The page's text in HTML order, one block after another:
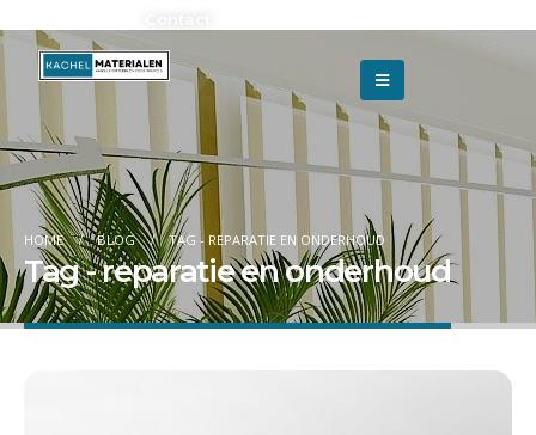
HOME BLOG TAG - REPARATIE EN ONDERHOUD
Tag - reparatie en onderhoud